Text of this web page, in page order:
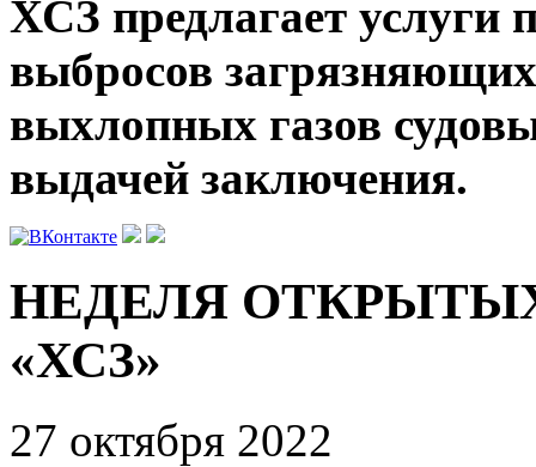
ХСЗ предлагает услуги
выбросов
выхлопных газов
выдачей заключения.
НЕДЕЛЯ
«ХСЗ»
27 октября 2022